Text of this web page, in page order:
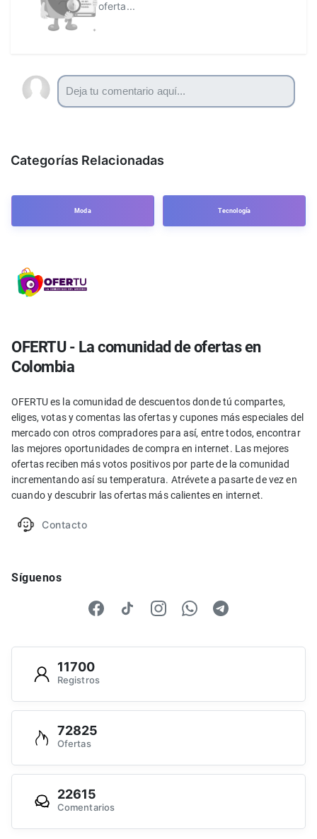
oferta...
Categorías Relacionadas
Moda Tecnología
OFERTU - La comunidad de ofertas en
Colombia
OFERTU es la comunidad de descuentos donde tú compartes,
eliges, votas y comentas las ofertas y cupones más especiales del
mercado con otros compradores para así, entre todos, encontrar
las mejores oportunidades de compra en internet. Las mejores
ofertas reciben más votos positivos por parte de la comunidad
incrementando así su temperatura. Atrévete a pasarte de vez en
cuando y descubrir las ofertas más calientes en internet.
Contacto
Síguenos
11700
Registros
72825
Ofertas
22615
Comentarios